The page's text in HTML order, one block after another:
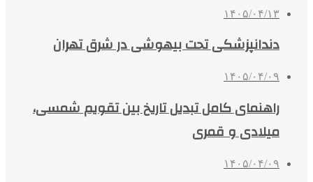
۱۴۰۵/۰۴/۱۳
دندانپزشکی تحت بیهوشی در شرق تهران
۱۴۰۵/۰۴/۰۹
راهنمای کامل تبدیل تاریخ بین تقویم شمسی،
میلادی و قمری
۱۴۰۵/۰۴/۰۹